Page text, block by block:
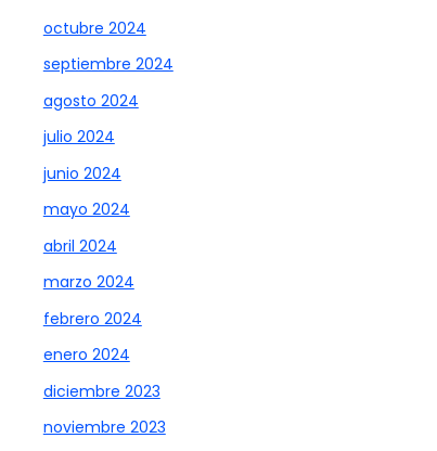
octubre 2024
septiembre 2024
agosto 2024
julio 2024
junio 2024
mayo 2024
abril 2024
marzo 2024
febrero 2024
enero 2024
diciembre 2023
noviembre 2023